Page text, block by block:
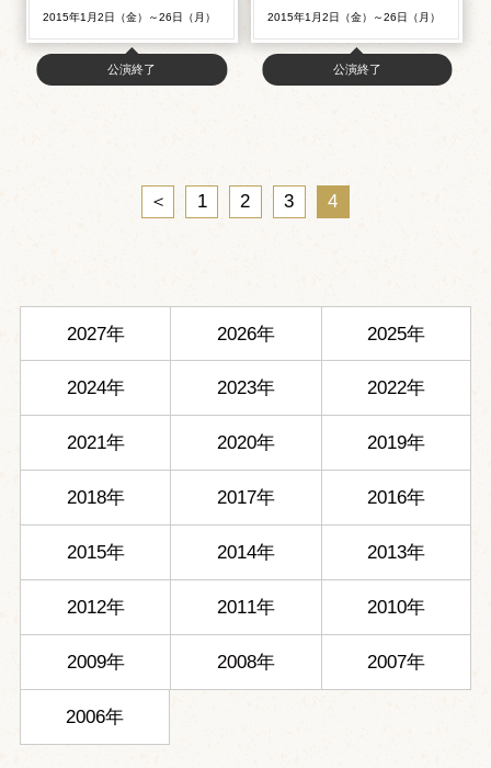
2015年1月2日（金）～26日（月）
公演終了
2015年1月2日（金）～26日（月）
公演終了
＜ 1 2 3 4
2027年 2026年 2025年
2024年 2023年 2022年
2021年 2020年 2019年
2018年 2017年 2016年
2015年 2014年 2013年
2012年 2011年 2010年
2009年 2008年 2007年
2006年